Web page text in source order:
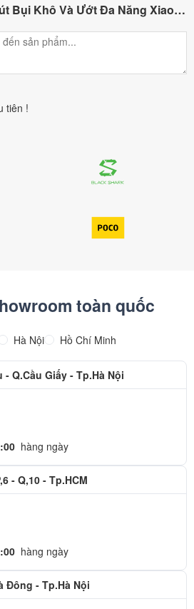
Hỏi, Đáp về Robot Hút Bụi Khô Và Ướt Đa Năng Xiaomi Lydsto R3-B ( YM-R3-B03 )
tiên !
toàn quốc
Hà Nội Hồ Chí Minh
- Q.Cầu Giấy - Tp.Hà Nội
hàng ngày
- Q,10 - Tp.HCM
hàng ngày
Đông - Tp.Hà Nội